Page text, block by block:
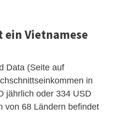
Vietnamese
Data (Seite auf
in
jährlich oder 334 USD
von 68 Ländern befindet